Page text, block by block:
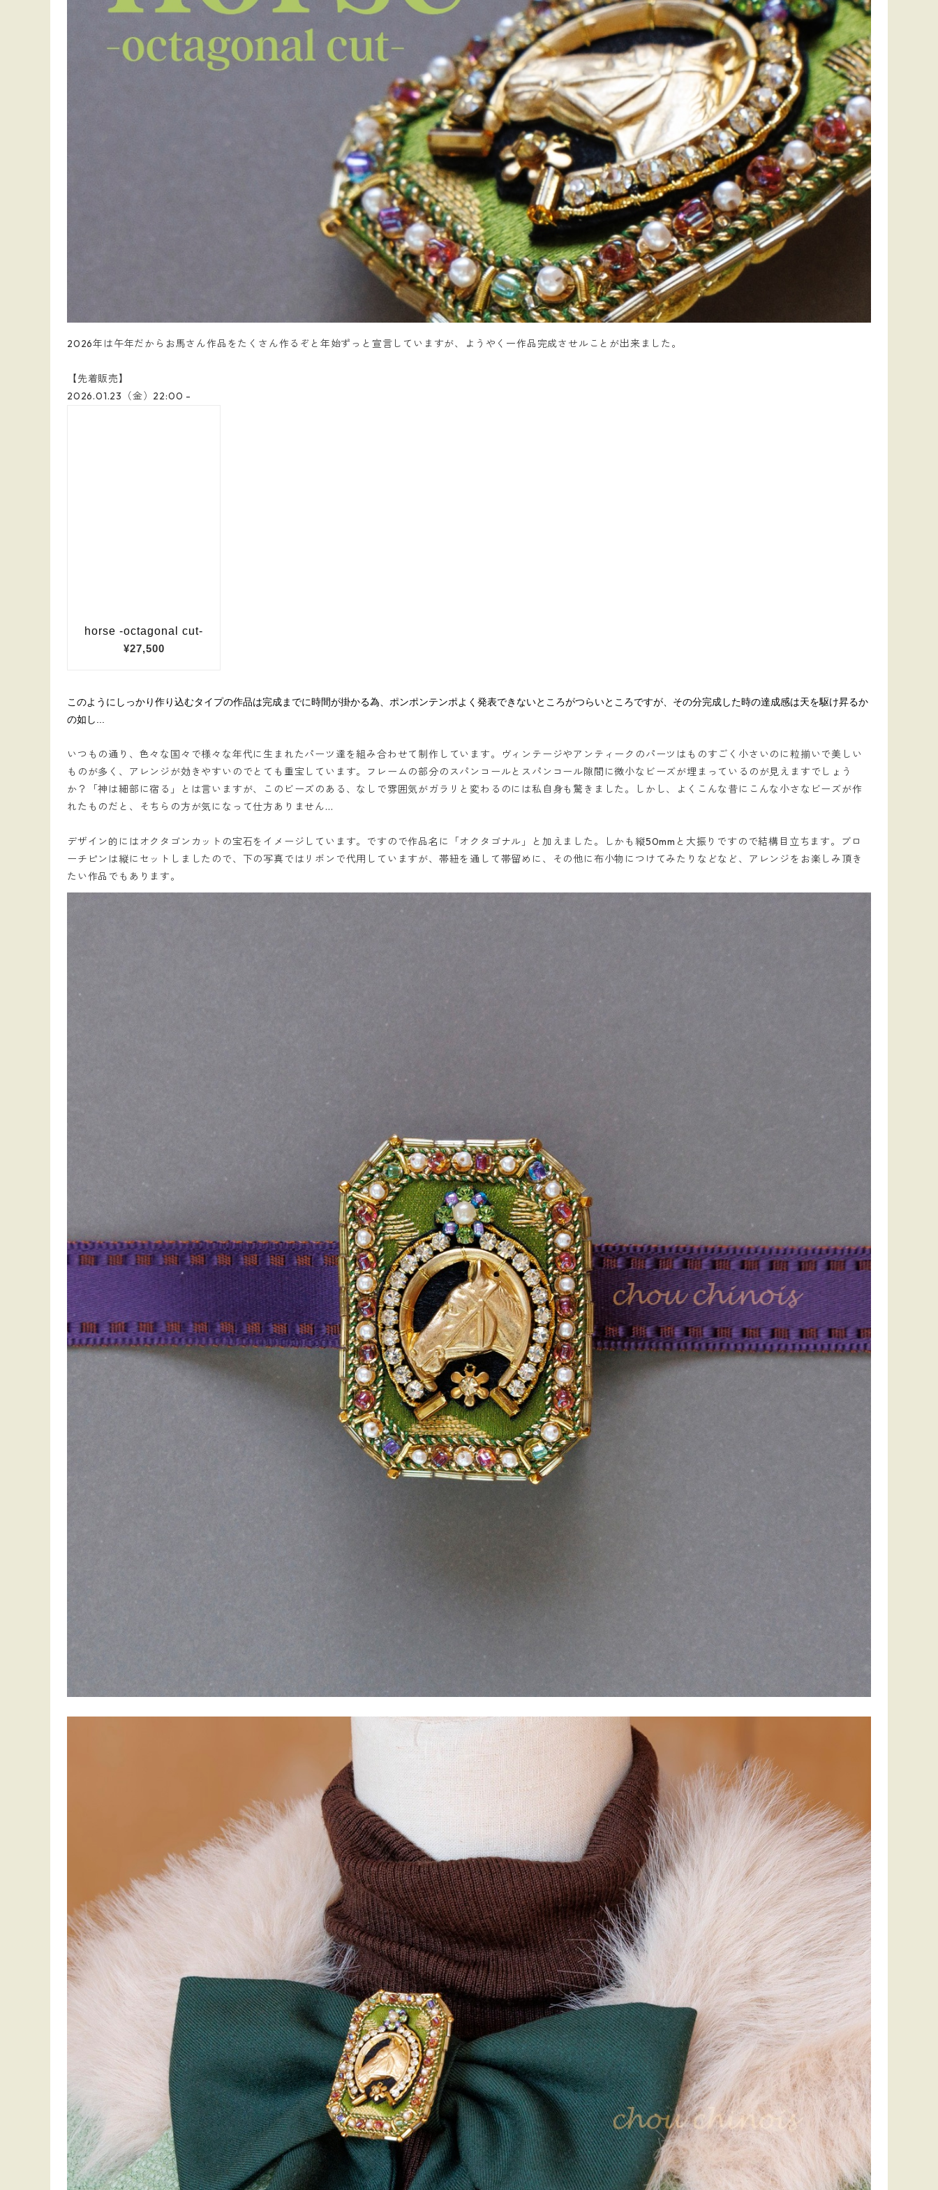
2026年は午年だからお馬さん作品をたくさん作るぞと年始ずっと宣言していますが、ようやく一作品完成させルことが出来ました。
【先着販売】
2026.01.23（金）22:00 -
このようにしっかり作り込むタイプの作品は完成までに時間が掛かる為、ポンポンテンポよく発表できないところがつらいところですが、その分完成した時の達成感は天を駆け昇るか
の如し...
いつもの通り、色々な国々で様々な年代に生まれたパーツ達を組み合わせて制作しています。ヴィンテージやアンティークのパーツはものすごく小さいのに粒揃いで美しい
ものが多く、アレンジが効きやすいのでとても重宝しています。フレームの部分のスパンコールとスパンコール隙間に微小なビーズが埋まっているのが見えますでしょう
か？「神は細部に宿る」とは言いますが、このビーズのある、なしで雰囲気がガラリと変わるのには私自身も驚きました。しかし、よくこんな昔にこんな小さなビーズが作
れたものだと、そちらの方が気になって仕方ありません...
デザイン的にはオクタゴンカットの宝石をイメージしています。ですので作品名に「オクタゴナル」と加えました。しかも縦50mmと大振りですので結構目立ちます。ブロ
ーチピンは縦にセットしましたので、下の写真ではリボンで代用していますが、帯紐を通して帯留めに、その他に布小物につけてみたりなどなど、アレンジをお楽しみ頂き
たい作品でもあります。